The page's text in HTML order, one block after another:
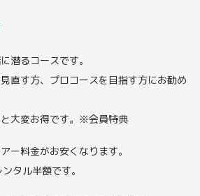
潜るコースです。
直す方、プロコースを目指す方にお勧め
大変お得です。※会員特典
ー料金がお安くなります。
ル半額です。